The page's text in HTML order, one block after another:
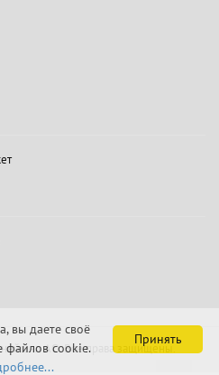
АО.Все права защищены.
Принять
вы даете своё
файлов cookie.